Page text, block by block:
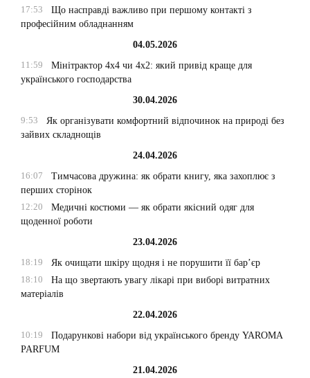
17:53
Що насправді важливо при першому контакті з
професійним обладнанням
04.05.2026
11:59
Мінітрактор 4х4 чи 4х2: який привід краще для
українського господарства
30.04.2026
9:53
Як організувати комфортний відпочинок на природі без
зайвих складнощів
24.04.2026
16:07
Тимчасова дружина: як обрати книгу, яка захоплює з
перших сторінок
12:20
Медичні костюми — як обрати якісний одяг для
щоденної роботи
23.04.2026
18:19
Як очищати шкіру щодня і не порушити її бар’єр
18:10
На що звертають увагу лікарі при виборі витратних
матеріалів
22.04.2026
10:19
Подарункові набори від українського бренду YAROMA
PARFUM
21.04.2026